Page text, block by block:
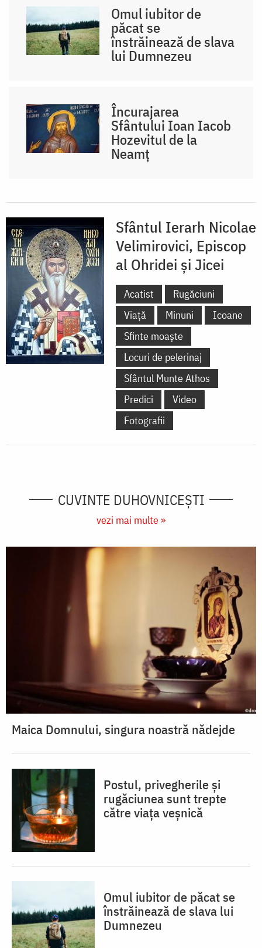
Omul iubitor de
păcat se
înstrăinează de slava
lui Dumnezeu
Încurajarea
Sfântului Ioan Iacob
Hozevitul de la
Neamț
Sfântul Ierarh Nicolae
Velimirovici, Episcop
al Ohridei și Jicei
Acatist
Rugăciuni
Viață
Minuni
Icoane
Sfinte moaște
Locuri de pelerinaj
Sfântul Munte Athos
Predici
Video
Fotografii
CUVINTE DUHOVNICEȘTI
vezi mai multe »
Maica Domnului, singura noastră nădejde
Postul, privegherile și
rugăciunea sunt trepte
către viața veșnică
Omul iubitor de păcat se
înstrăinează de slava lui
Dumnezeu